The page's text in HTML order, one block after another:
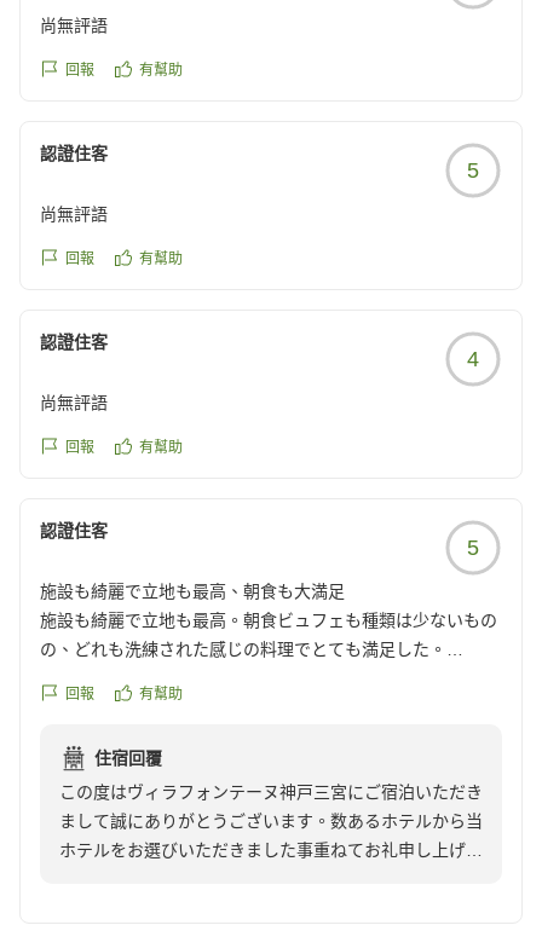
しかしながら、ホテルは清潔感がありアクセスも良いため、
トータルではお値段以上の宿泊体験でした!
神戸に行く際はまた利用したいです。
reviewId=33123478287146
尚無評語
回報 有幫助
認證住客
5
尚無評語
回報 有幫助
認證住客
4
尚無評語
回報 有幫助
認證住客
5
施設も綺麗で立地も最高、朝食も大満足
施設も綺麗で立地も最高。朝食ビュフェも種類は少ないもの
の、どれも洗練された感じの料理でとても満足した。
https://review.travel.rakuten.co.jp/hotel/voice/141282?
回報 有幫助
住宿回覆
この度はヴィラフォンテーヌ神戸三宮にご宿泊いただき
まして誠にありがとうございます。数あるホテルから当
ホテルをお選びいただきました事重ねてお礼申し上げま